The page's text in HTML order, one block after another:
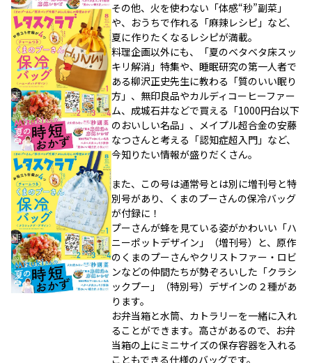
その他、火を使わない「体感“秒”副菜」
や、おうちで作れる「麻辣レシピ」など、
夏に作りたくなるレシピが満載。
料理企画以外にも、「夏のベタベタ床スッ
キリ解消」特集や、睡眠研究の第一人者で
ある柳沢正史先生に教わる「質のいい眠り
方」、無印良品やカルディコーヒーファー
ム、成城石井などで買える「1000円台以下
のおいしい名品」、メイプル超合金の安藤
なつさんと考える「認知症超入門」など、
今知りたい情報が盛りだくさん。
また、この号は通常号とは別に増刊号と特
別号があり、くまのプーさんの保冷バッグ
が付録に！
プーさんが蜂を見ている姿がかわいい「ハ
ニーポットデザイン」（増刊号）と、原作
のくまのプーさんやクリストファー・ロビ
ンなどの仲間たちが勢ぞろいした「クラシ
ックプー」（特別号）デザインの２種があ
ります。
お弁当箱と水筒、カトラリーを一緒に入れ
ることができます。高さがあるので、お弁
当箱の上にミニサイズの保存容器を入れる
こともできる仕様のバッグです。